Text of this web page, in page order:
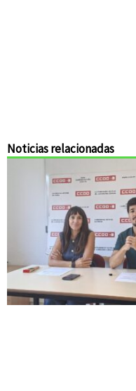
Noticias relacionadas